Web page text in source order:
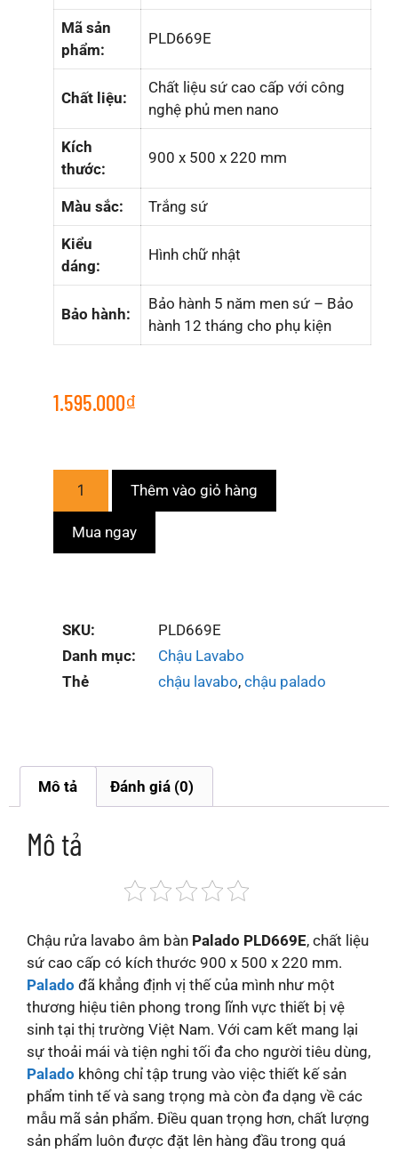
Mã sản
phẩm:
PLD669E
Chất liệu:
Chất liệu sứ cao cấp với công
nghệ phủ men nano
Kích
thước:
900 x 500 x 220 mm
Màu sắc: Trắng sứ
Kiểu
dáng:
Hình chữ nhật
Bảo hành:
Bảo hành 5 năm men sứ – Bảo
hành 12 tháng cho phụ kiện
1.595.000₫
Thêm vào giỏ hàng
Mua ngay
SKU:
PLD669E
Danh mục:
Chậu Lavabo
Thẻ
chậu lavabo, chậu palado
Mô tả Đánh giá (0)
Mô tả
Chậu rửa lavabo âm bàn Palado PLD669E, chất liệu
sứ cao cấp có kích thước 900 x 500 x 220 mm.
Palado đã khẳng định vị thế của mình như một
thương hiệu tiên phong trong lĩnh vực thiết bị vệ
sinh tại thị trường Việt Nam. Với cam kết mang lại
sự thoải mái và tiện nghi tối đa cho người tiêu dùng,
Palado không chỉ tập trung vào việc thiết kế sản
phẩm tinh tế và sang trọng mà còn đa dạng về các
mẫu mã sản phẩm. Điều quan trọng hơn, chất lượng
sản phẩm luôn được đặt lên hàng đầu trong quá